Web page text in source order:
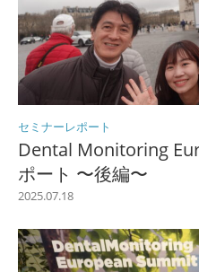
セミナーレポート
Dental Monitoring
ポート 〜後編〜
2025.07.18